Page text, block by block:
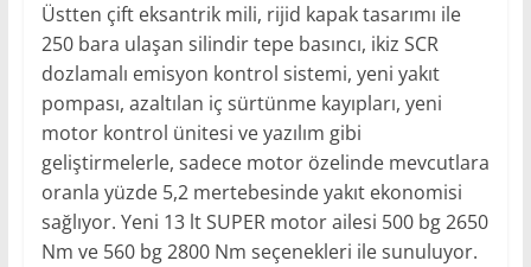
Üstten çift eksantrik mili, rijid kapak tasarımı ile
250 bara ulaşan silindir tepe basıncı, ikiz SCR
dozlamalı emisyon kontrol sistemi, yeni yakıt
pompası, azaltılan iç sürtünme kayıpları, yeni
motor kontrol ünitesi ve yazılım gibi
geliştirmelerle, sadece motor özelinde mevcutlara
oranla yüzde 5,2 mertebesinde yakıt ekonomisi
sağlıyor. Yeni 13 lt SUPER motor ailesi 500 bg 2650
Nm ve 560 bg 2800 Nm seçenekleri ile sunuluyor.